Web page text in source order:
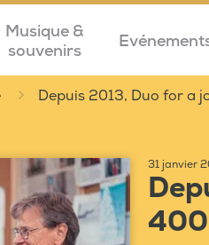
Musique &
souvenirs
Depuis 2013, Duo for a
31 janvier